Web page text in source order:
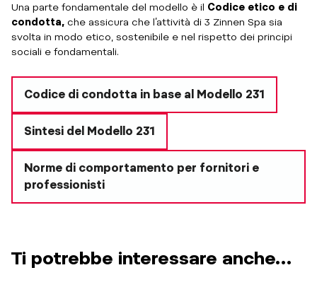
Una parte fondamentale del modello è il Codice etico e di
condotta, che assicura che l’attività di 3 Zinnen Spa sia
svolta in modo etico, sostenibile e nel rispetto dei principi
sociali e fondamentali.
Codice di condotta in base al Modello 231
Sintesi del Modello 231
Norme di comportamento per fornitori e
professionisti
Ti potrebbe interessare anche…